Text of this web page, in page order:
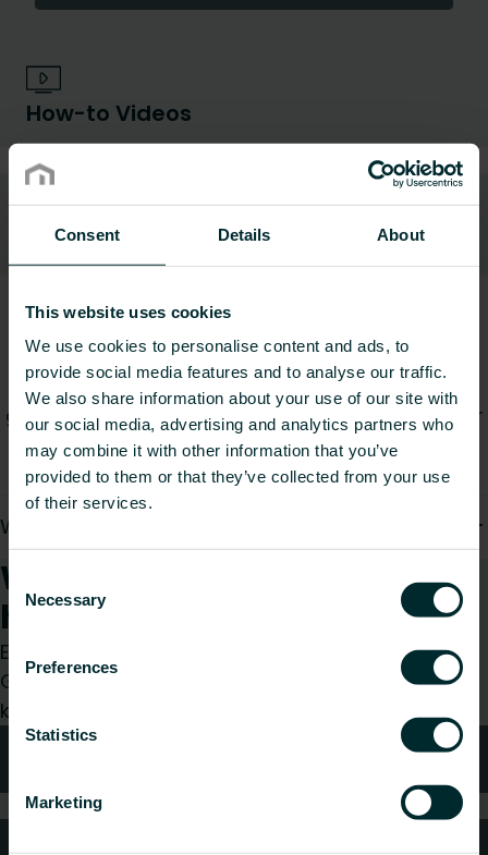
Consent Details About
This website uses cookies
We use cookies to personalise content and ads, to
provide social media features and to analyse our traffic.
We also share information about your use of our site with
our social media, advertising and analytics partners who
may combine it with other information that you’ve
provided to them or that they’ve collected from your use
of their services.
Consent
Selection
Necessary
Preferences
Statistics
Marketing
How-to Videos
Downloads
Häufig gestellte Fragen zur
Installation und Praxis
Hier finden Sie Antworten auf die am häufigsten
gestellten Fragen zu unseren Dienstleistungen für
Installation und Praxis.
Wie erreiche ich Ihren Kundenservice?
Wie können wir Ihnen
helfen?
Egal, ob Sie Installateur, Architekt, Planer oder
Großhändler sind, treffen Sie eine Wahl und wir
kümmern uns gerne um Ihr Anliegen.